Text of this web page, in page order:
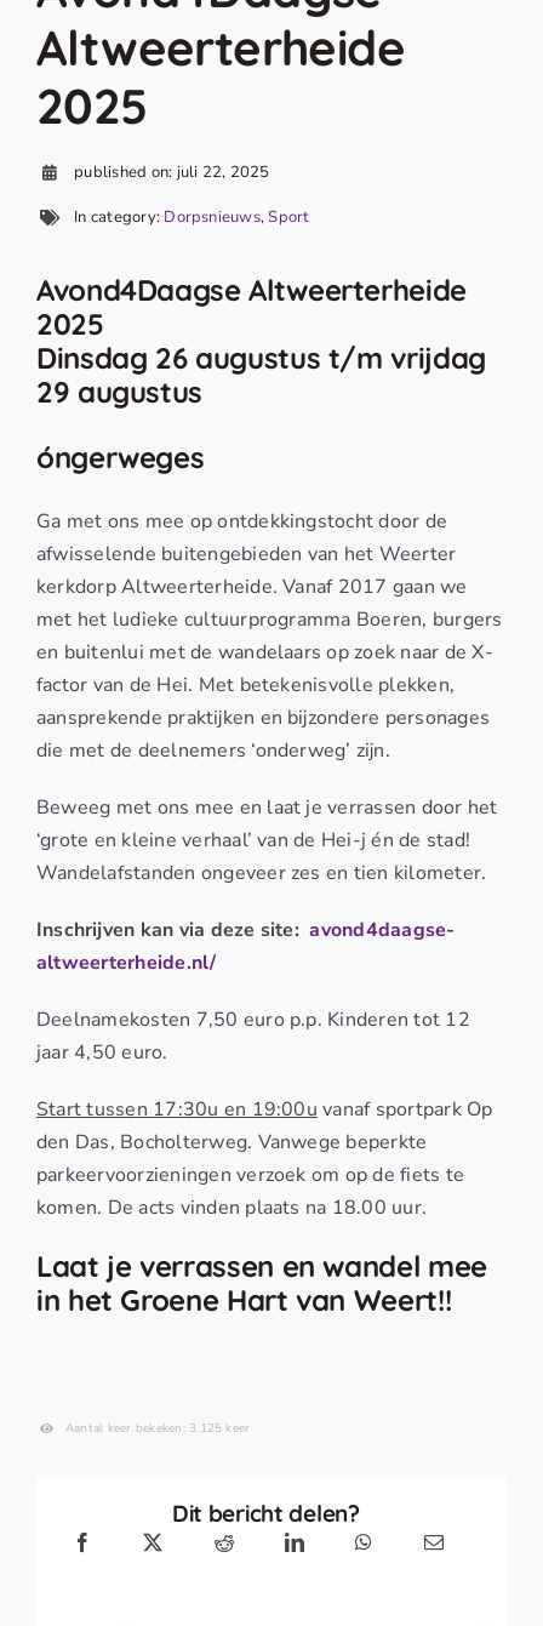
Altweerterheide
2025
published on: juli 22, 2025
In category: Dorpsnieuws,Sport
Avond4Daagse Altweerterheide
2025
Dinsdag 26 augustus t/m vrijdag
29 augustus
óngerweges
Ga met ons mee op ontdekkingstocht door de
afwisselende buitengebieden van het Weerter
kerkdorp Altweerterheide. Vanaf 2017 gaan we
met het ludieke cultuurprogramma Boeren, burgers
en buitenlui met de wandelaars op zoek naar de X-
factor van de Hei. Met betekenisvolle plekken,
aansprekende praktijken en bijzondere personages
die met de deelnemers ‘onderweg’ zijn.
Beweeg met ons mee en laat je verrassen door het
‘grote en kleine verhaal’ van de Hei-j én de stad!
Wandelafstanden ongeveer zes en tien kilometer.
Inschrijven kan via deze site: avond4daagse-
altweerterheide.nl/
Deelnamekosten 7,50 euro p.p. Kinderen tot 12
jaar 4,50 euro.
Start tussen 17:30u en 19:00u vanaf sportpark Op
den Das, Bocholterweg. Vanwege beperkte
parkeervoorzieningen verzoek om op de fiets te
komen. De acts vinden plaats na 18.00 uur.
Laat je verrassen en wandel mee
in het Groene Hartvan Weert!!
Aantal keer bekeken: 3.125 keer
Dit bericht delen?